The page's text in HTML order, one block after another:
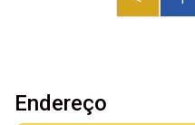
Endereço